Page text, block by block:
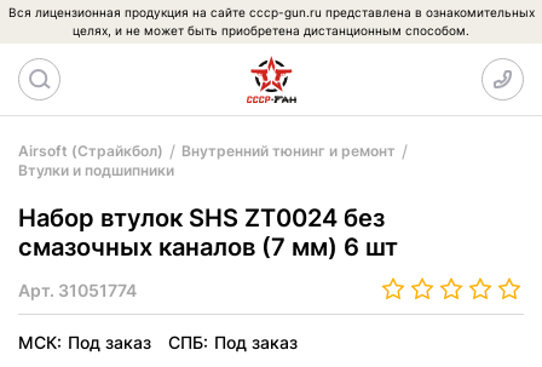
Вся лицензионная продукция на сайте cccp-gun.ru представлена в ознакомительных
целях, и не может быть приобретена дистанционным способом.
Airsoft (Страйкбол)
Внутренний тюнинг и ремонт
Втулки и подшипники
Набор втулок SHS ZT0024 без
смазочных каналов (7 мм) 6 шт
Арт. 31051774
МСК: Под заказ СПБ: Под заказ